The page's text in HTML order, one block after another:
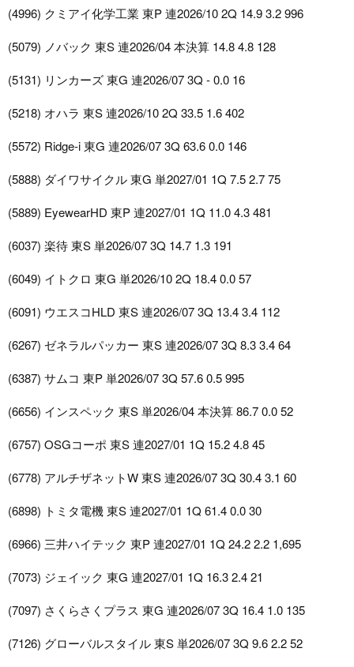
(4996) クミアイ化学工業 東P 連2026/10 2Q 14.9 3.2 996
(5079) ノバック 東S 連2026/04 本決算 14.8 4.8 128
(5131) リンカーズ 東G 連2026/07 3Q - 0.0 16
(5218) オハラ 東S 連2026/10 2Q 33.5 1.6 402
(5572) Ridge-i 東G 連2026/07 3Q 63.6 0.0 146
(5888) ダイワサイクル 東G 単2027/01 1Q 7.5 2.7 75
(5889) EyewearHD 東P 連2027/01 1Q 11.0 4.3 481
(6037) 楽待 東S 単2026/07 3Q 14.7 1.3 191
(6049) イトクロ 東G 単2026/10 2Q 18.4 0.0 57
(6091) ウエスコHLD 東S 連2026/07 3Q 13.4 3.4 112
(6267) ゼネラルパッカー 東S 連2026/07 3Q 8.3 3.4 64
(6387) サムコ 東P 単2026/07 3Q 57.6 0.5 995
(6656) インスペック 東S 単2026/04 本決算 86.7 0.0 52
(6757) OSGコーポ 東S 連2027/01 1Q 15.2 4.8 45
(6778) アルチザネットW 東S 連2026/07 3Q 30.4 3.1 60
(6898) トミタ電機 東S 連2027/01 1Q 61.4 0.0 30
(6966) 三井ハイテック 東P 連2027/01 1Q 24.2 2.2 1,695
(7073) ジェイック 東G 連2027/01 1Q 16.3 2.4 21
(7097) さくらさくプラス 東G 連2026/07 3Q 16.4 1.0 135
(7126) グローバルスタイル 東S 単2026/07 3Q 9.6 2.2 52